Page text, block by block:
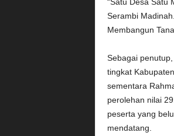
Serambi
Membangun
Sebagai
tingkat
sementara
perolehan nilai
peserta yang
mendatang.